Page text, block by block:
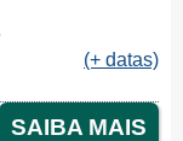
(+ datas)
SAIBA MAIS